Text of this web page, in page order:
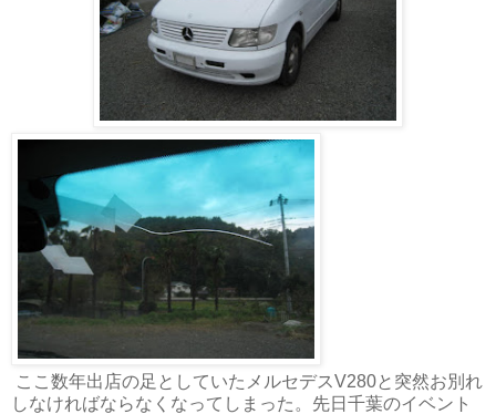
ここ数年出店の足としていたメルセデスV280と突然お別れ
しなければならなくなってしまった。先日千葉のイベント